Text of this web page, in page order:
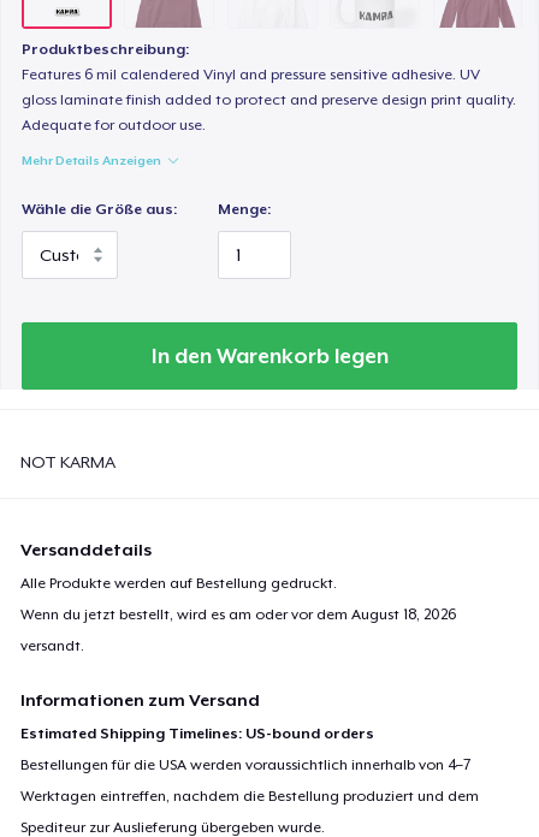
Produktbeschreibung:
Features 6 mil calendered Vinyl and pressure sensitive adhesive. UV
gloss laminate finish added to protect and preserve design print quality.
Adequate for outdoor use.
Mehr Details Anzeigen
Wähle die Größe aus: Menge:
In den Warenkorb legen
NOT KARMA
Versanddetails
Alle Produkte werden auf Bestellung gedruckt.
Wenn du jetzt bestellt, wird es am oder vor demAugust 18, 2026
versandt.
Informationen zum Versand
Estimated Shipping Timelines: US-bound orders
Bestellungen für die USA werden voraussichtlich innerhalb von 4–7
Werktagen eintreffen, nachdem die Bestellung produziert und dem
Spediteur zur Auslieferung übergeben wurde.